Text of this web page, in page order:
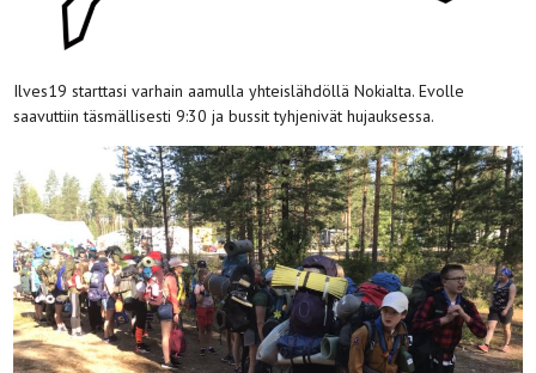
Ilves19 starttasi varhain aamulla yhteislähdöllä Nokialta. Evolle
saavuttiin täsmällisesti 9:30 ja bussit tyhjenivät hujauksessa.